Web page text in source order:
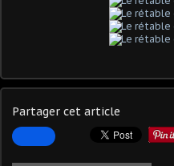
Partager cet article